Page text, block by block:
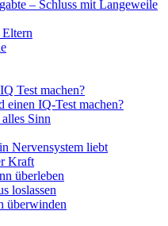
– Schluss mit Langeweile
Test machen?
IQ-Test machen?
Sinn
Nervensystem liebt
Kraft
überleben
loslassen
überwinden